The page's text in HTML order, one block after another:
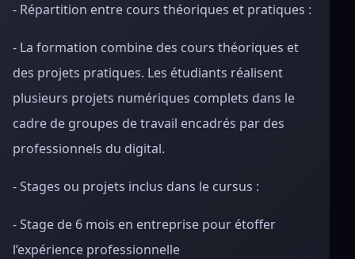
- Répartition entre cours théoriques et pratiques :
- La formation combine des cours théoriques et
des projets pratiques. Les étudiants réalisent
plusieurs projets numériques complets dans le
cadre de groupes de travail encadrés par des
professionnels du digital.
- Stages ou projets inclus dans le cursus :
- Stage de 6 mois en entreprise pour étoffer
l’expérience professionnelle